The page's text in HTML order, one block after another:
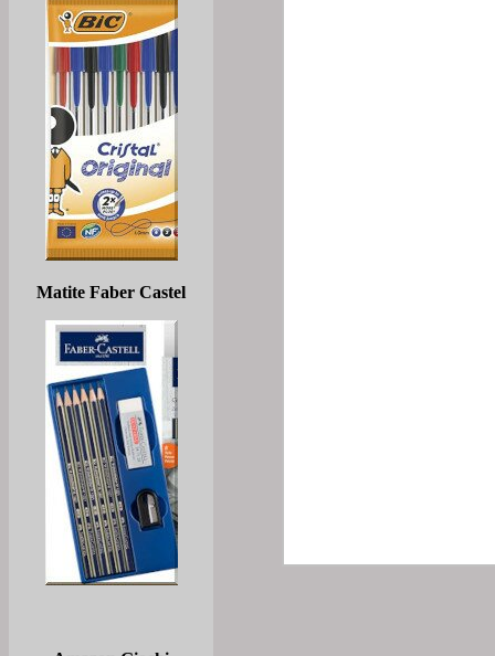
Matite Faber Castel